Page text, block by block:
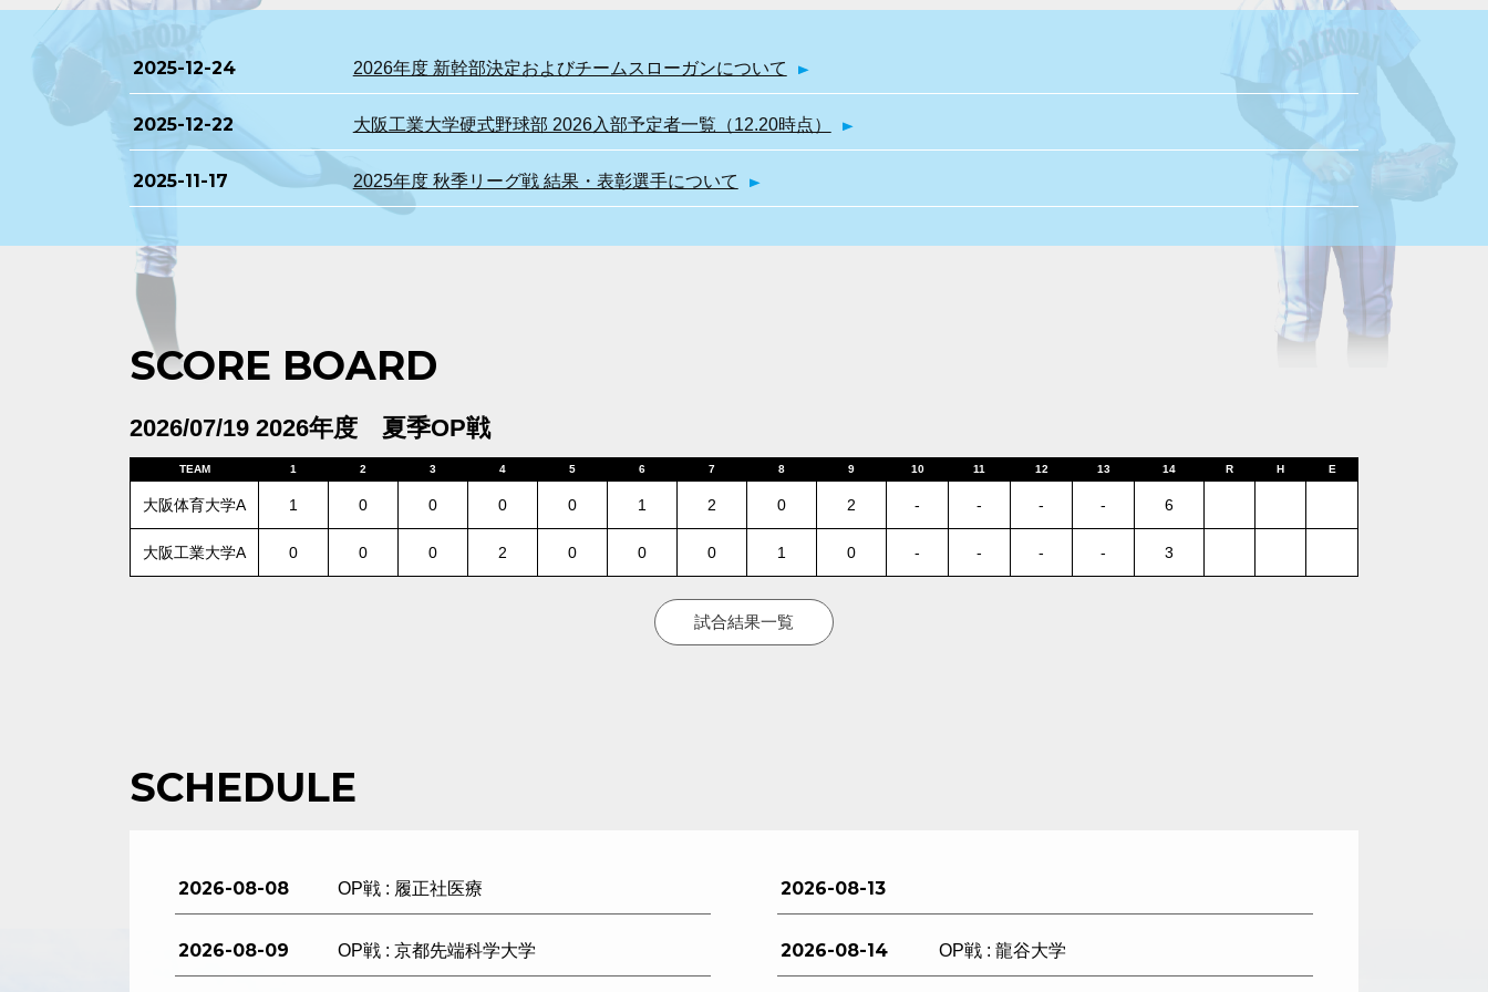
2025-12-24 2026年度 新幹部決定およびチームスローガンについて
2025-12-22 大阪工業大学硬式野球部 2026入部予定者一覧（12.20時点）
2025-11-17 2025年度 秋季リーグ戦 結果・表彰選手について
SCORE BOARD
2026/07/19 2026年度 夏季OP戦
TEAM 1 2 3 4 5 6 7 8 9 10 11 12 13 14 R H E
大阪体育大学A 1 0 0 0 0 1 2 0 2 - - - - 6
大阪工業大学A 0 0 0 2 0 0 0 1 0 - - - - 3
試合結果一覧
SCHEDULE
2026-08-08 OP戦 : 履正社医療
2026-08-09 OP戦 : 京都先端科学大学
2026-08-13
2026-08-14 OP戦 : 龍谷大学